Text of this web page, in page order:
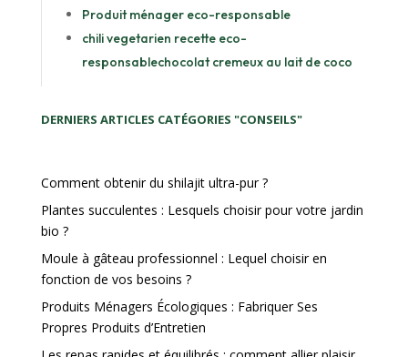
Produit ménager eco-responsable
chili vegetarien recette eco-
responsablechocolat cremeux au lait de coco
DERNIERS ARTICLES CATÉGORIES "CONSEILS"
Comment obtenir du shilajit ultra-pur ?
Plantes succulentes : Lesquels choisir pour votre jardin
bio ?
Moule à gâteau professionnel : Lequel choisir en
fonction de vos besoins ?
Produits Ménagers Écologiques : Fabriquer Ses
Propres Produits d’Entretien